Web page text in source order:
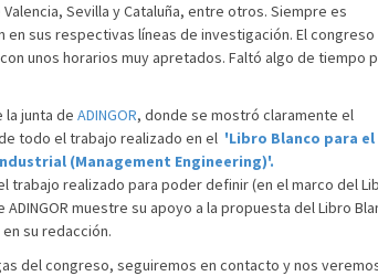
Sevilla y Cataluña, entre otros. Siempre es
sus respectivas líneas de investigación. El congreso
unos horarios muy apretados. Faltó algo de tiempo
la junta de ADINGOR, donde se mostró claramente el
todo el trabajo realizado en el 'Libro Blanco para el
(Management Engineering)'.
trabajo realizado para poder definir (en el marco del
muestre su apoyo a la propuesta del Libro
su redacción.
del congreso, seguiremos en contacto y nos